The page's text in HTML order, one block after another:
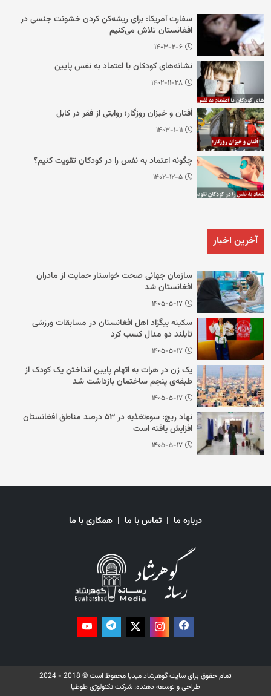
سفارت آمریکا: برای ریشه‌کن کردن خشونت جنسی در
افغانستان تلاش می‌کنیم
۱۴۰۳-۲-۶
نشانه‌های کودکان با اعتماد به نفس پایین
۱۴۰۲-۱۱-۲۸
اُفتان و خیزان روزگار؛ روایتی از فقر در کابل
۱۴۰۳-۱-۱۱
چگونه اعتماد به نفس را در کودکان تقویت کنیم؟
۱۴۰۲-۱۲-۵
آخرین اخبار
سازمان جهانی صحت خواستار حمایت از مادران
افغانستان شد
۱۴۰۵-۵-۱۷
سکینه بیگزاد اهل افغانستان در مسابقات ورزشی
تایلند دو مدال کسب کرد
۱۴۰۵-۵-۱۷
یک زن در هرات به اتهام پایین انداختن یک کودک از
طبقه‌ی پنجم ساختمان بازداشت شد
۱۴۰۵-۵-۱۷
نهاد ریچ: سوءتغذیه در ۵۳ درصد مناطق افغانستان
افزایش یافته است
۱۴۰۵-۵-۱۷
درباره ما | تماس با ما | همکاری با ما
تمام حقوق برای سایت گوهرشاد میدیا محفوظ است © 2018 - 2024
طراحی و توسعه دهنده: شرکت تکنولوژی طوطیا